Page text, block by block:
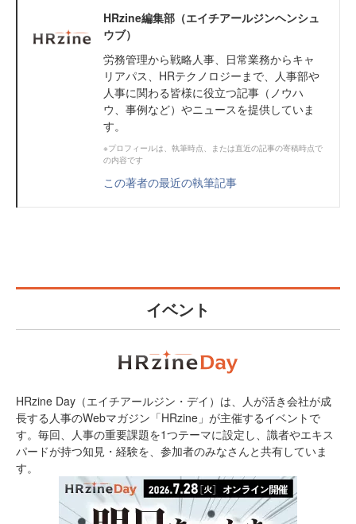
HRzine編集部（エイチアールジンヘンシュ
ウブ）
労務管理から戦略人事、日常業務からキャ
リアパス、HRテクノロジーまで、人事部や
人事に関わる皆様に役立つ記事（ノウハ
ウ、事例など）やニュースを提供していま
す。
※プロフィールは、執筆時点、または直近の記事の寄稿時点で
の内容です
この著者の最近の執筆記事
イベント
HRzine Day（エイチアールジン・デイ）は、人が活き会社が成
長する人事のWebマガジン「HRzine」が主催するイベントで
す。毎回、人事の重要課題を1つテーマに設定し、識者やエキス
パードが持つ知見・経験を、参加者のみなさんと共有していま
す。